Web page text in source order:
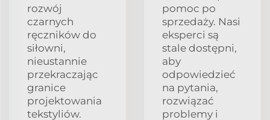
rozwój
czarnych
ręczników do
siłowni,
nieustannie
przekraczając
granice
projektowania
tekstyliów.
pomoc po
sprzedaży. Nasi
eksperci są
stale dostępni,
aby
odpowiedzieć
na pytania,
rozwiązać
problemy i